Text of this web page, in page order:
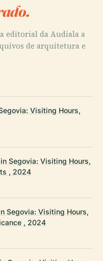
editorial da Audiala a
de arquitetura e
Visiting Hours,
Segovia: Visiting Hours,
, 2024
Segovia: Visiting Hours,
, 2024